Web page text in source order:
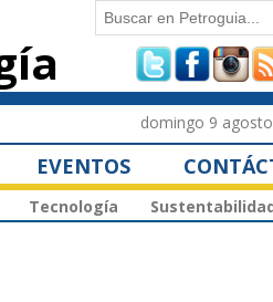
Formulario
búsqueda
Buscar
domingo 9
EVENTOS
Tecnología